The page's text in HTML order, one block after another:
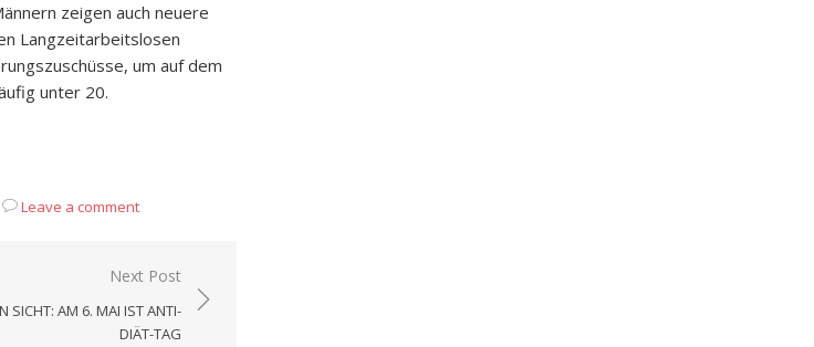
zeigen auch neuere
Langzeitarbeitslosen
um auf dem
unter 20.
Leave a comment
Next Post
SICHT: AM 6. MAI IST ANTI-
DIÄT-TAG